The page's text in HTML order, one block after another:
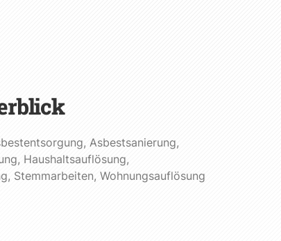
, Asbestsanierung,
, Haushaltsauflösung,
, Stemmarbeiten, Wohnungsauflösung